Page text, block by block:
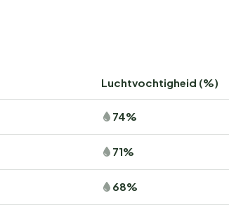
Luchtvochtigheid (%)
74%
71%
68%